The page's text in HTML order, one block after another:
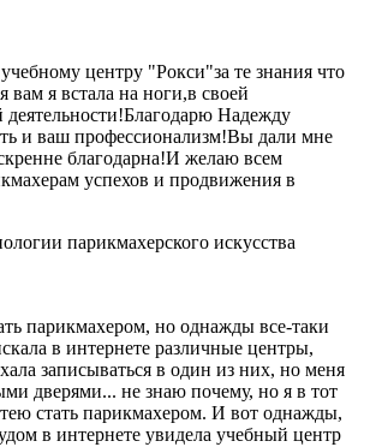
центру "Рокси"за те знания что
вам я встала на ноги,в своей
деятельности!Благодарю Надежду
и ваш профессионализм!Вы дали мне
благодарна!И желаю всем
успехов и продвижения в
парикмахерского искусства
парикмахером, но однажды все-таки
в интернете различные центры,
записываться в один из них, но меня
дверями... не знаю почему, но я в тот
стать парикмахером. И вот однажды,
в интернете увидела учебный центр